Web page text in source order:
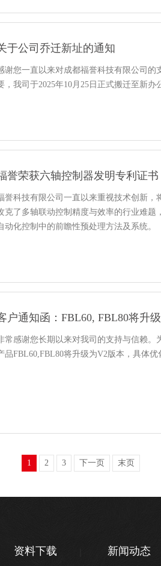
于公司乔迁新址的通知
谢您一直以来对成都福誉科技有限公司
，我司于2025年10月25日正式搬迁至新办
誉荣获六轴控制器发明专利证书
誉科技有限公司一直以来重视技术创新
克了多轴联动控制精度与效率的行业难
动化控制中的前瞻性预处理方法及系统。
户通知函：FBL60, FBL80将升
常感谢您长期以来对我司的支持与信赖
品FBL60,FBL80将升级为V2版本，具体优
1 2 3 下一页 末页
资料下载 新闻动态